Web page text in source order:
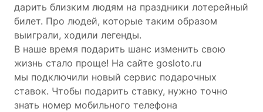
дарить близким людям на праздники лотерейный
билет. Про людей, которые таким образом
выиграли, ходили легенды.
В наше время подарить шанс изменить свою
жизнь стало проще! На сайте gosloto.ru
мы подключили новый сервис подарочных
ставок. Чтобы подарить ставку, нужно точно
знать номер мобильного телефона